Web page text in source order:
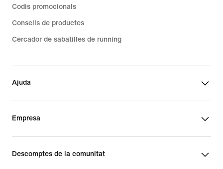
Codis promocionals
Consells de productes
Cercador de sabatilles de running
Ajuda
Empresa
Descomptes de la comunitat